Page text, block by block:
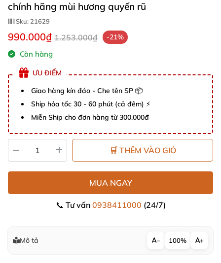
chính hãng mùi hương quyến rũ
Sku: 21629
990.000₫ 1.253.000₫ -21%
Còn hàng
ƯU ĐIỂM
Giao hàng kín đáo - Che tên SP 📦
Ship hỏa tốc 30 - 60 phút (cả đêm) ⚡
Miễn Ship cho đơn hàng từ 300.000đ
🛒 THÊM VÀO GIỎ
MUA NGAY
📞 Tư vấn 0938411000 (24/7)
Mô tả − 100% +